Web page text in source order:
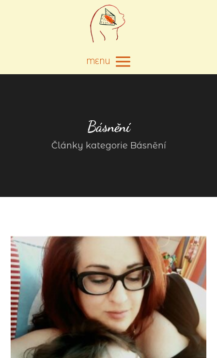
MENU
Básnění
Články kategorie Básnění